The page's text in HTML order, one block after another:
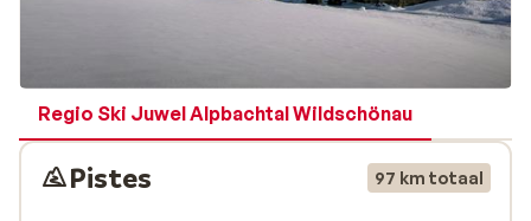
bescheiden, verschillende après-skibars in het dorp.
teveel drukte
Regio Ski Juwel Alpbachtal Wildschönau
Pistes 97 km totaal